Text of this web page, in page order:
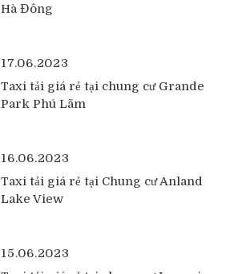
Hà Đông
17.06.2023
Taxi tải giá rẻ tại chung cư Grande
Park Phú Lãm
16.06.2023
Taxi tải giá rẻ tại Chung cư Anland
Lake View
15.06.2023